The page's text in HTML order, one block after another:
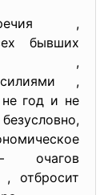
,
бывших
,
,
год и не
очагов
, отбросит